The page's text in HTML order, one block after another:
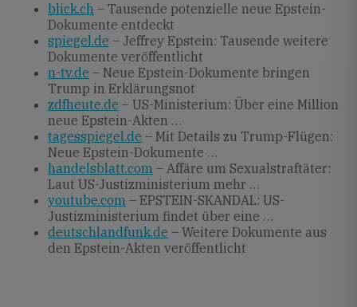
blick.ch – Tausende potenzielle neue Epstein-
Dokumente entdeckt
spiegel.de – Jeffrey Epstein: Tausende weitere
Dokumente veröffentlicht
n-tv.de – Neue Epstein-Dokumente bringen
Trump in Erklärungsnot
zdfheute.de – US-Ministerium: Über eine Million
neue Epstein-Akten …
tagesspiegel.de – Mit Details zu Trump-Flügen:
Neue Epstein-Dokumente …
handelsblatt.com – Affäre um Sexualstraftäter:
Laut US-Justizministerium mehr …
youtube.com – EPSTEIN-SKANDAL: US-
Justizministerium findet über eine …
deutschlandfunk.de – Weitere Dokumente aus
den Epstein-Akten veröffentlicht